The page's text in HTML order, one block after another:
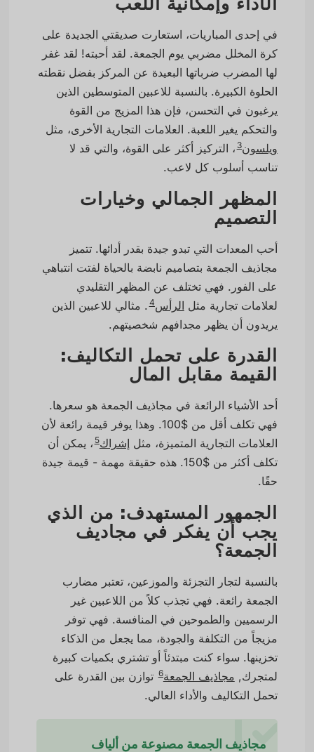
الأداء وإمكانية اللعب
في إحدى المباريات، استعارت صديقتي الجديدة على
كرة المخلل مضربي يوم الجمعة. لقد أحبته! لقد غفر
لها المضرب ضرباتها البعيدة عن المركز بفضل نقطته
الحلوة الكبيرة. بالنسبة للاعبين المتوسطين الذين
يرغبون في التحسن، فإن هذا المزيج من القوة
والتحكم يغير اللعبة. العلامات التجارية الأخرى، مثل
ويلسون3 ، التركيز أكثر على القوة، والتي قد لا
تناسب أسلوب كل لاعب.
المظهر الجمالي وخيارات
التصميم
أحب المعدات التي تبدو جيدة بقدر أدائها. تتميز
مجاذيف الجمعة بتصاميم نابضة بالحياة لفتت انتباهي
على الفور. فهي تختلف عن المظهر التقليدي
لعلامات تجارية مثل الرأس4 . مثالي للاعبين الذين
يريدون أن يظهر مجدافهم شخصيتهم.
القدرة على تحمل التكاليف:
القيمة مقابل المال
أحد الأشياء الرائعة في مجاذيف الجمعة هو سعرها.
فهي تكلف أقل من $100. وهذا يوفر قيمة رائعة لأن
العلامات التجارية المتميزة، مثل إشراك5 ، يمكن أن
تكلف أكثر من $150. هذه حقيقة مهمة - قيمة جيدة
حقًا.
الجمهور المستهدف: من الذي
يجب أن يفكر في مجاديف
الجمعة؟
بالنسبة لتجار التجزئة والموزعين، تعتبر مضارب
الجمعة رائعة. فهي تجذب كلاً من اللاعبين غير
الرسميين والطموحين في المنافسة. فهي توفر
مزيجاً من التكلفة والجودة، مما يجعل من الذكاء
تخزينها. سواء كنت مبتدئاً أو تشتري بكميات كبيرة
لمتجرك, مجاذيف الجمعة6 توازن بين القدرة على
تحمل التكاليف والأداء العالي.
مجاذيف الجمعة مصنوعة من ألياف